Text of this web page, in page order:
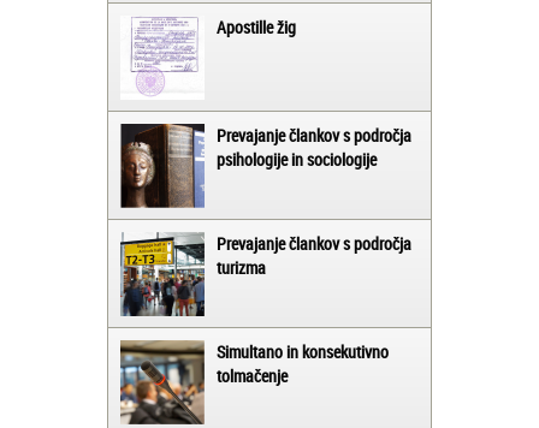
Apostille žig
Prevajanje člankov s področja
psihologije in sociologije
Prevajanje člankov s področja
turizma
Simultano in konsekutivno
tolmačenje